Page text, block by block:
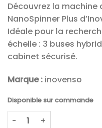
Découvrez la machine
NanoSpinner Plus
Idéale pour la
échelle : 3 buses
cabinet sécurisé.
Marque : inovenso
Disponible sur commande
quantité de Machine